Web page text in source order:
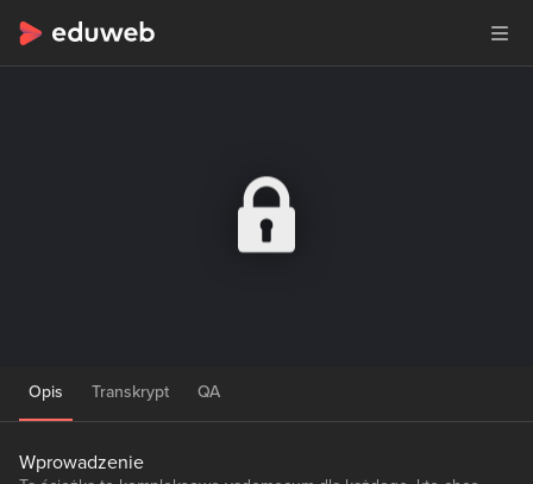
Opis Transkrypt QA
Wprowadzenie